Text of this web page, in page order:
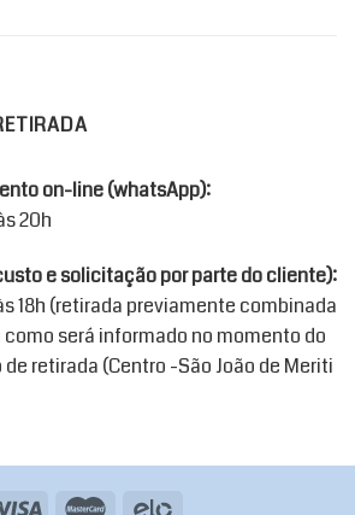
on-line (whatsApp):
20h
e solicitação por parte do cliente):
18h (retirada previamente combinada
será informado no momento do
retirada (Centro -São João de Meriti